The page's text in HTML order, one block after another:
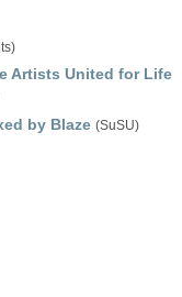
Artists United for Life
by Blaze (SuSU)